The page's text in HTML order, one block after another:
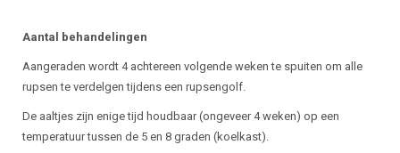
Aantal behandelingen
Aangeraden wordt 4 achtereen volgende weken te spuiten om alle
rupsen te verdelgen tijdens een rupsengolf.
De aaltjes zijn enige tijd houdbaar (ongeveer 4 weken) op een
temperatuur tussen de 5 en 8 graden (koelkast).